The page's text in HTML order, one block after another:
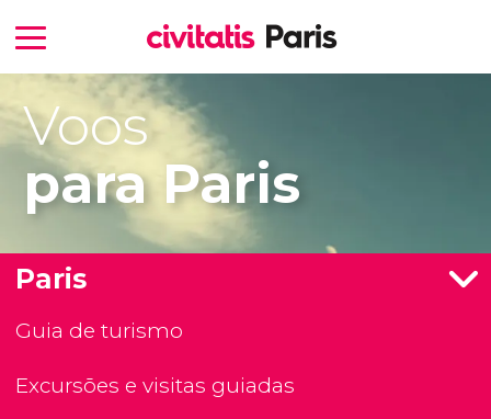
Voos
para Paris
Paris
Guia de turismo
Excursões e visitas guiadas